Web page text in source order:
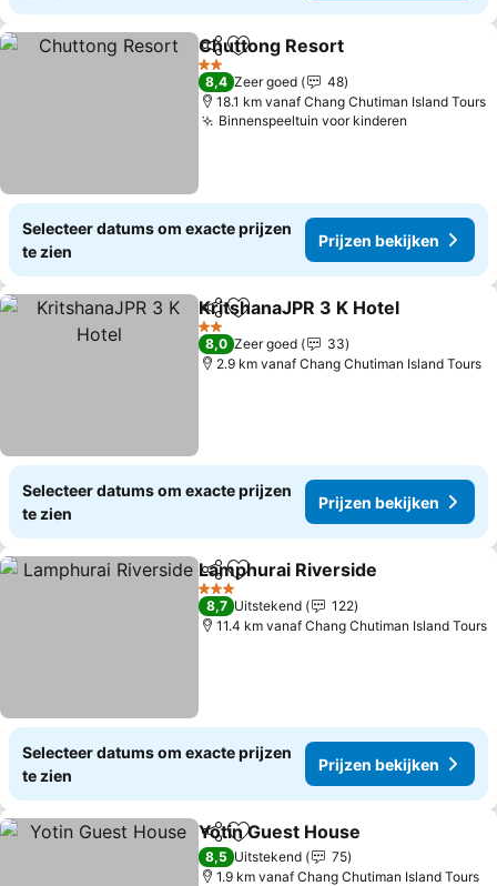
DelenToevoegen aan favorieten
Chuttong Resort
2 Sterren
8,4 Zeer goed
48
18.1 km vanaf Chang Chutiman Island Tours
Binnenspeeltuin voor kinderen
Selecteer datums om exacte prijzen
te zien
Prijzen bekijken
DelenToevoegen aan favorieten
KritshanaJPR 3 K Hotel
2 Sterren
8,0 Zeer goed
33
2.9 km vanaf Chang Chutiman Island Tours
Selecteer datums om exacte prijzen
te zien
Prijzen bekijken
DelenToevoegen aan favorieten
Lamphurai Riverside
3 Sterren
8,7 Uitstekend
122
11.4 km vanaf Chang Chutiman Island Tours
Selecteer datums om exacte prijzen
te zien
Prijzen bekijken
DelenToevoegen aan favorieten
Yotin Guest House
8,5 Uitstekend
75
1.9 km vanaf Chang Chutiman Island Tours